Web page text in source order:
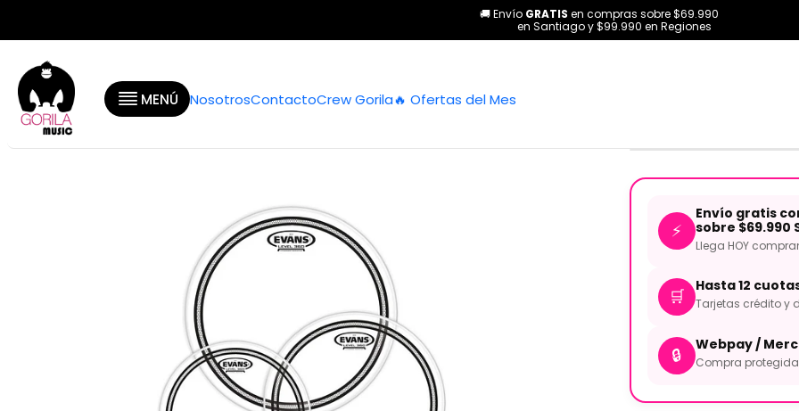
MENÚ NosotrosContactoCrew Gorila🔥 Ofertas del Mes
🚚 Envío GRATIS en compras sobre $69.990
en Santiago y $99.990 en Regiones
Todos los productos TomPack EC2S Clear 10'' 12'' 14'' ETP-
⚡
Envío gratis
sobre $69.990
Llega HOY
🛒 Hasta 12
Tarjetas crédito y
🔒 Webpay /
Compra